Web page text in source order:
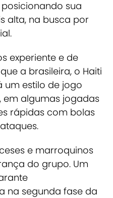
sua
alta, na busca por
experiente e de
a brasileira, o Haiti
estilo de jogo
em algumas jogadas
rápidas com bolas
e marroquinos
do grupo. Um
na segunda fase da